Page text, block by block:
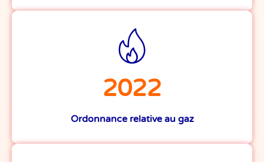
2022
Ordonnance relative au gaz